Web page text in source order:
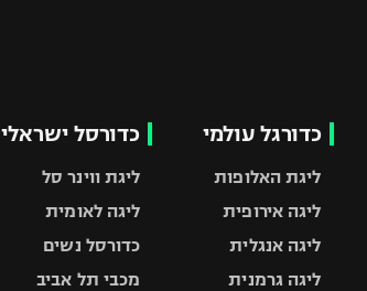
כדורגל עולמי
ליגת האלופות
ליגה אירופית
ליגה אנגלית
ליגה גרמנית
כדורסל ישראלי
ליגת ווינר סל
ליגה לאומית
כדורסל נשים
מכבי תל אביב